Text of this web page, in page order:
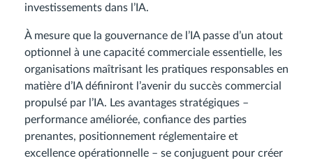
investissements dans l’IA.
À mesure que la gouvernance de l’IA passe d’un atout
optionnel à une capacité commerciale essentielle, les
organisations maîtrisant les pratiques responsables en
matière d’IA définiront l’avenir du succès commercial
propulsé par l’IA. Les avantages stratégiques –
performance améliorée, confiance des parties
prenantes, positionnement réglementaire et
excellence opérationnelle – se conjuguent pour créer